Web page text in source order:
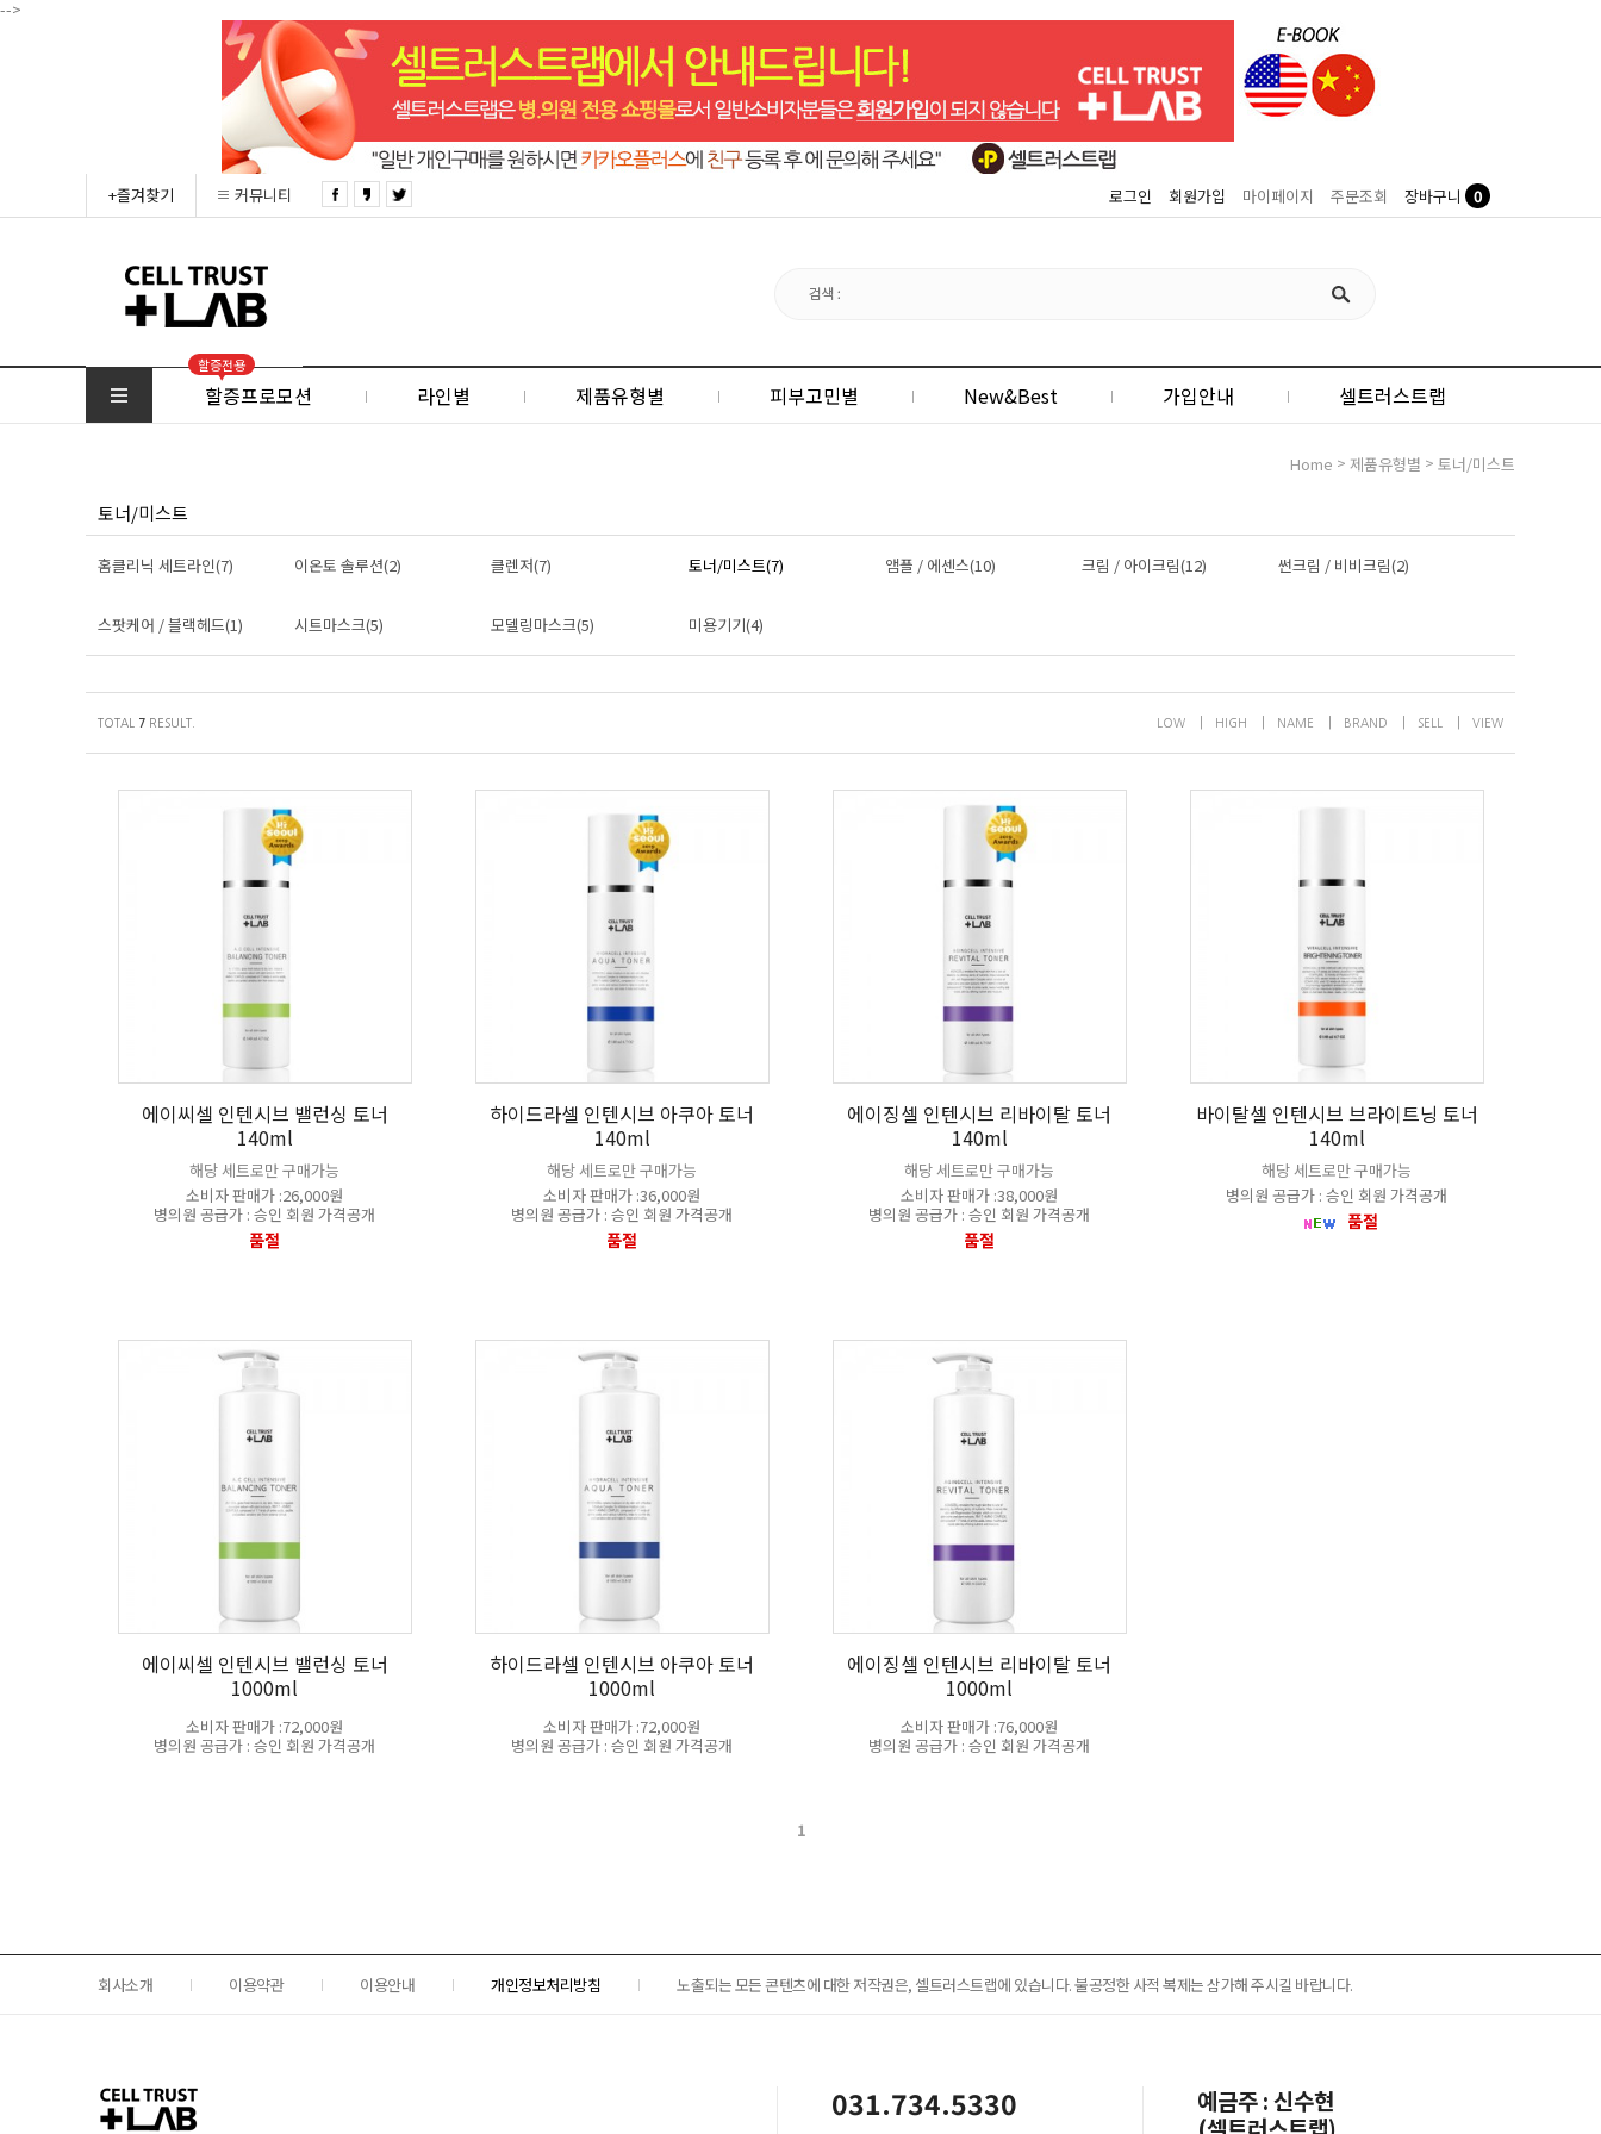
-->
+즐겨찾기 커뮤니티 로그인 회원가입 마이페이지 주문조회 장바구니 0
할증전용
할증프로모션 라인별 제품유형별 피부고민별 New&Best 가입안내 셀트러스트랩
Home > 제품유형별 > 토너/미스트
토너/미스트
홈클리닉 세트라인(7) 이온토 솔루션(2) 클렌저(7) 토너/미스트(7) 앰플 / 에센스(10) 크림 / 아이크림(12) 썬크림 / 비비크림(2)
스팟케어 / 블랙헤드(1) 시트마스크(5) 모델링마스크(5) 미용기기(4)
TOTAL 7 RESULT. LOW HIGH NAME BRAND SELL VIEW
에이씨셀 인텐시브 밸런싱 토너
140ml
해당 세트로만 구매가능
소비자 판매가 :26,000원
병의원 공급가 : 승인 회원 가격공개
품절
하이드라셀 인텐시브 아쿠아 토너
140ml
해당 세트로만 구매가능
소비자 판매가 :36,000원
병의원 공급가 : 승인 회원 가격공개
품절
에이징셀 인텐시브 리바이탈 토너
140ml
해당 세트로만 구매가능
소비자 판매가 :38,000원
병의원 공급가 : 승인 회원 가격공개
품절
바이탈셀 인텐시브 브라이트닝 토너
140ml
해당 세트로만 구매가능
병의원 공급가 : 승인 회원 가격공개
품절
에이씨셀 인텐시브 밸런싱 토너
1000ml
소비자 판매가 :72,000원
병의원 공급가 : 승인 회원 가격공개
하이드라셀 인텐시브 아쿠아 토너
1000ml
소비자 판매가 :72,000원
병의원 공급가 : 승인 회원 가격공개
에이징셀 인텐시브 리바이탈 토너
1000ml
소비자 판매가 :76,000원
병의원 공급가 : 승인 회원 가격공개
1
회사소개 이용약관 이용안내 개인정보처리방침 노출되는 모든 콘텐츠에 대한 저작권은, 셀트러스트랩에 있습니다. 불공정한 사적 복제는 삼가해 주시길 바랍니다.
031.734.5330
예금주 : 신수현